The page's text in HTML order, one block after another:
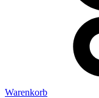
Warenkorb